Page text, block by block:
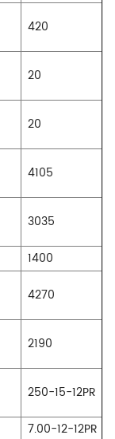
420
20
20
4105
3035
1400
4270
2190
250-15-12PR
7.00-12-12PR